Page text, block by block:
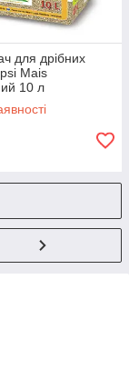
для дрібних
Mais
10 л